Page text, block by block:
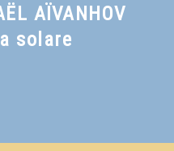
AÏVANHOV
solare